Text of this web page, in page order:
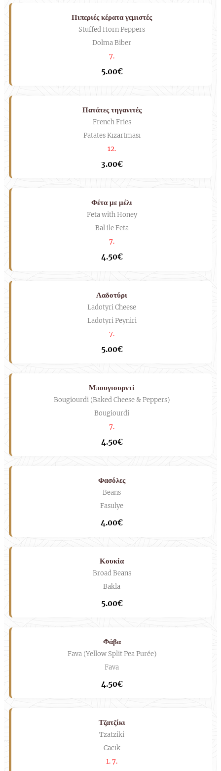
Πιπεριές κέρατα γεμιστές
Stuffed Horn Peppers
Dolma Biber
7.
5.00€
Πατάτες τηγανιτές
French Fries
Patates Kızartması
12.
3.00€
Φέτα με μέλι
Feta with Honey
Bal ile Feta
7.
4.50€
Λαδοτύρι
Ladotyri Cheese
Ladotyri Peyniri
7.
5.00€
Μπουγιουρντί
Bougiourdi (Baked Cheese & Peppers)
Bougiourdi
7.
4.50€
Φασόλες
Beans
Fasulye
4.00€
Κουκία
Broad Beans
Bakla
5.00€
Φάβα
Fava (Yellow Split Pea Purée)
Fava
4.50€
Τζατζίκι
Tzatziki
Cacık
1. 7.